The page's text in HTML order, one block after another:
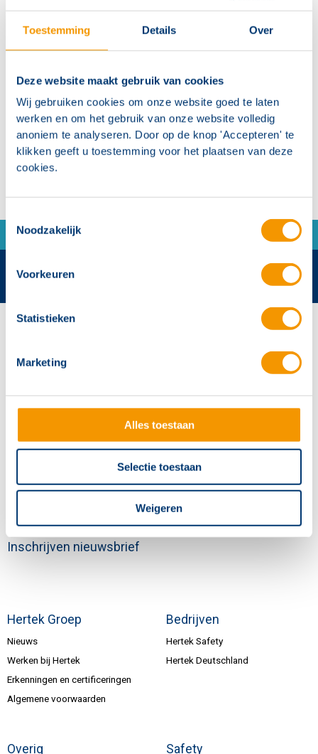
Toestemming Details Over
Deze website maakt gebruik van cookies
Wij gebruiken cookies om onze website goed te laten
werken en om het gebruik van onze website volledig
anoniem te analyseren. Door op de knop 'Accepteren' te
klikken geeft u toestemming voor het plaatsen van deze
cookies.
Noodzakelijk
Voorkeuren
Statistieken
Marketing
Alles toestaan
Selectie toestaan
Weigeren
brandbeveiligingingsinstallaties.
3 Bewaakte uitgangen voor sturingen
3 Bewaakte ingangen voor terugmeldingen
1 Ingang voor de secundaire doormelding van
brandmeldingen
Hertek Groep
Nieuws
Werken bij Hertek
Erkenningen en certificeringen
Algemene voorwaarden
Bedrijven
Hertek Safety
Hertek Deutschland
Overig Safety
Copernicusstraat 8
info@hertek.nl
Volg ons
Inschrijven nieuwsbrief